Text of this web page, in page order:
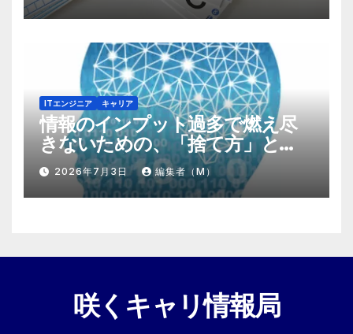
ITエンジニア キャリア
情報のインプット過多で燃え尽
きないための、「捨て方」と
「情報の絞り方」
2026年7月3日 編集者（M）
咲くキャリ情報局